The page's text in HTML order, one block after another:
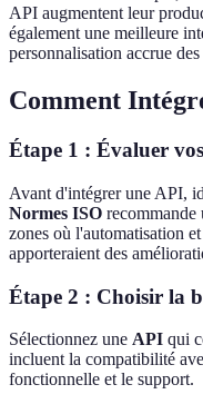
API augmentent leur
également une meilleure
personnalisation accrue des
Comment
Étape 1 : Évaluer
Avant d'intégrer une API,
Normes ISO recommande
zones où l'automatisation
apporteraient des
Étape 2 : Choisir la
Sélectionnez une API qui
incluent la compatibilité
fonctionnelle et le support.